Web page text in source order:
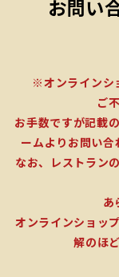
お問い
※オンラインシ
ご
お手数ですが記載
ームよりお問い合
なお、レストラン
あ
オンラインショッ
解のほ